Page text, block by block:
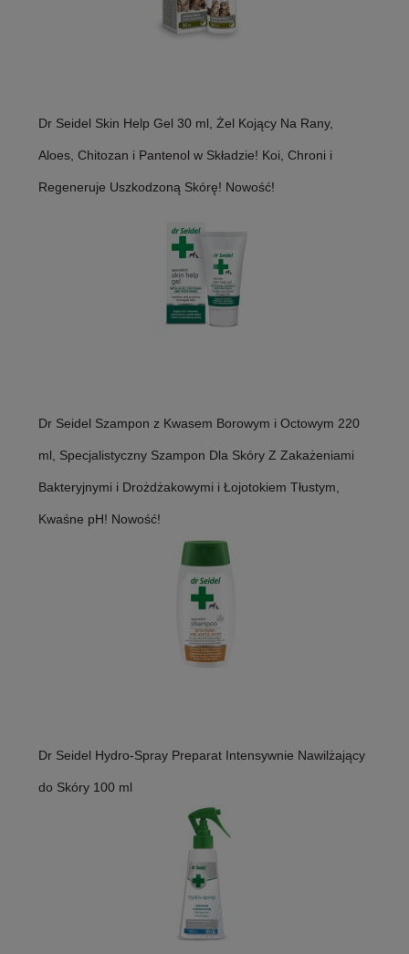
Dr Seidel Skin Help Gel 30 ml, Żel Kojący Na Rany,
Aloes, Chitozan i Pantenol w Składzie! Koi, Chroni i
Regeneruje Uszkodzoną Skórę! Nowość!
Dr Seidel Szampon z Kwasem Borowym i Octowym 220
ml, Specjalistyczny Szampon Dla Skóry Z Zakażeniami
Bakteryjnymi i Drożdżakowymi i Łojotokiem Tłustym,
Kwaśne pH! Nowość!
Dr Seidel Hydro-Spray Preparat Intensywnie Nawilżający
do Skóry 100 ml